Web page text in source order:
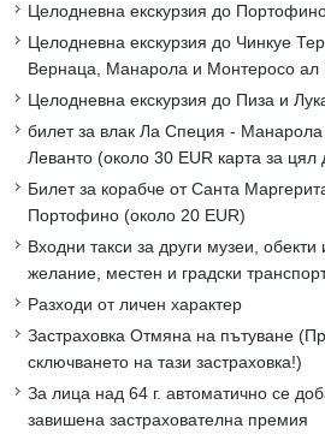
Целодневна екскурзия до
Целодневна екскурзия до Чинкуе
Вернаца, Манарола и Монтеросо
Целодневна екскурзия до Пиза и
билет за влак Ла Специя -
Леванто (около 30 EUR карта за цял
Билет за корабче от Санта
Портофино (около 20 EUR)
Входни такси за други музеи,
желание, местен и градски
Разходи от личен характер
Застраховка Отмяна на пътуване
сключването на тази застраховка!)
За лица над 64 г. автоматично се
завишена застрахователна премия